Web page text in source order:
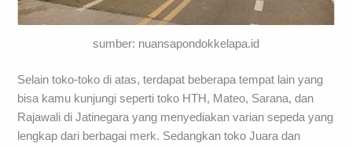
sumber: nuansapondokkelapa.id
Selain toko-toko di atas, terdapat beberapa tempat lain yang
bisa kamu kunjungi seperti toko HTH, Mateo, Sarana, dan
Rajawali di Jatinegara yang menyediakan varian sepeda yang
lengkap dari berbagai merk. Sedangkan toko Juara dan